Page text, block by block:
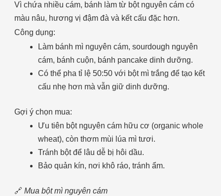
Vì chứa nhiều cám, bánh làm từ bột nguyên cám có
màu nâu, hương vị đậm đà và kết cấu đặc hơn.
Công dụng:
Làm bánh mì nguyên cám, sourdough nguyên
cám, bánh cuộn, bánh pancake dinh dưỡng.
Có thể pha tỉ lệ 50:50 với bột mì trắng để tạo kết
cấu nhẹ hơn mà vẫn giữ dinh dưỡng.
Gợi ý chọn mua:
Ưu tiên bột nguyên cám hữu cơ (organic whole
wheat), còn thơm mùi lúa mì tươi.
Tránh bột để lâu dễ bị hôi dầu.
Bảo quản kín, nơi khô ráo, tránh ẩm.
🔗 Mua bột mì nguyên cám